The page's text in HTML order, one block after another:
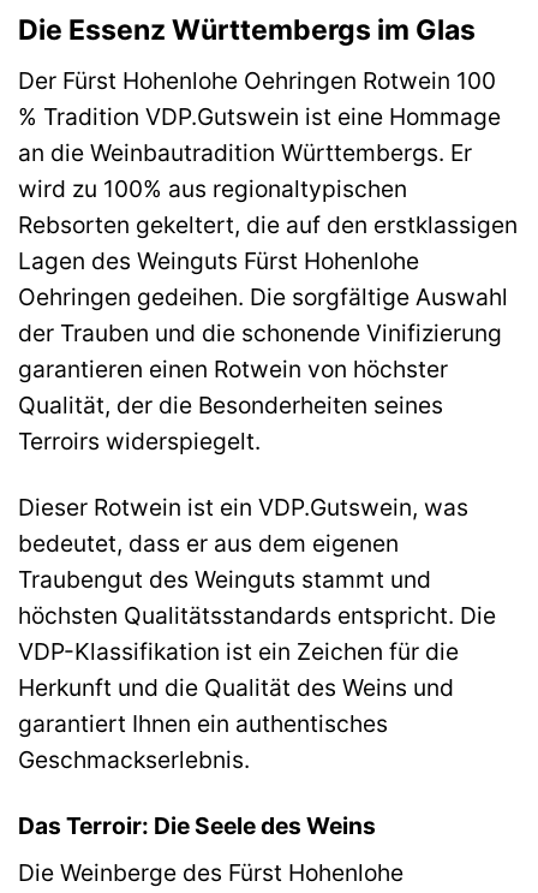
Die Essenz Württembergs im Glas
Der Fürst Hohenlohe Oehringen Rotwein 100
% Tradition VDP.Gutswein ist eine Hommage
an die Weinbautradition Württembergs. Er
wird zu 100% aus regionaltypischen
Rebsorten gekeltert, die auf den erstklassigen
Lagen des Weinguts Fürst Hohenlohe
Oehringen gedeihen. Die sorgfältige Auswahl
der Trauben und die schonende Vinifizierung
garantieren einen Rotwein von höchster
Qualität, der die Besonderheiten seines
Terroirs widerspiegelt.
Dieser Rotwein ist ein VDP.Gutswein, was
bedeutet, dass er aus dem eigenen
Traubengut des Weinguts stammt und
höchsten Qualitätsstandards entspricht. Die
VDP-Klassifikation ist ein Zeichen für die
Herkunft und die Qualität des Weins und
garantiert Ihnen ein authentisches
Geschmackserlebnis.
Das Terroir: Die Seele des Weins
Die Weinberge des Fürst Hohenlohe